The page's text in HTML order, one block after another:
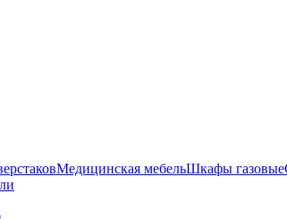
Медицинская мебельШкафы газовые